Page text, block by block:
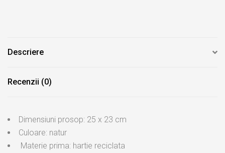
Descriere
Recenzii (0)
Dimensiuni prosop: 25 x 23 cm
Culoare: natur
Materie prima: hartie reciclata